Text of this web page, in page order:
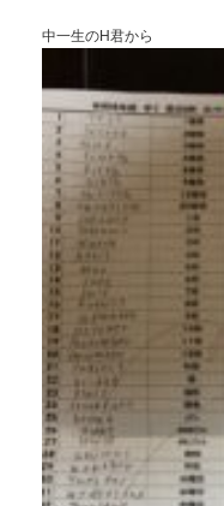
中一生のH君から